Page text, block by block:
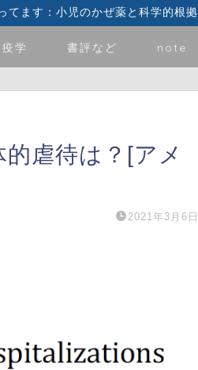
てます：小児のかぜ薬と科学的根拠
疫学 書評など note
虐待は？[アメ
2021年3月6日